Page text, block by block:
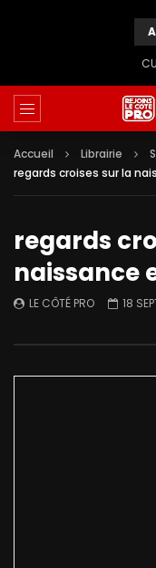
Accueil Librairie
regards croises sur la
regards
naissance
LE CÔTÉ PRO 18